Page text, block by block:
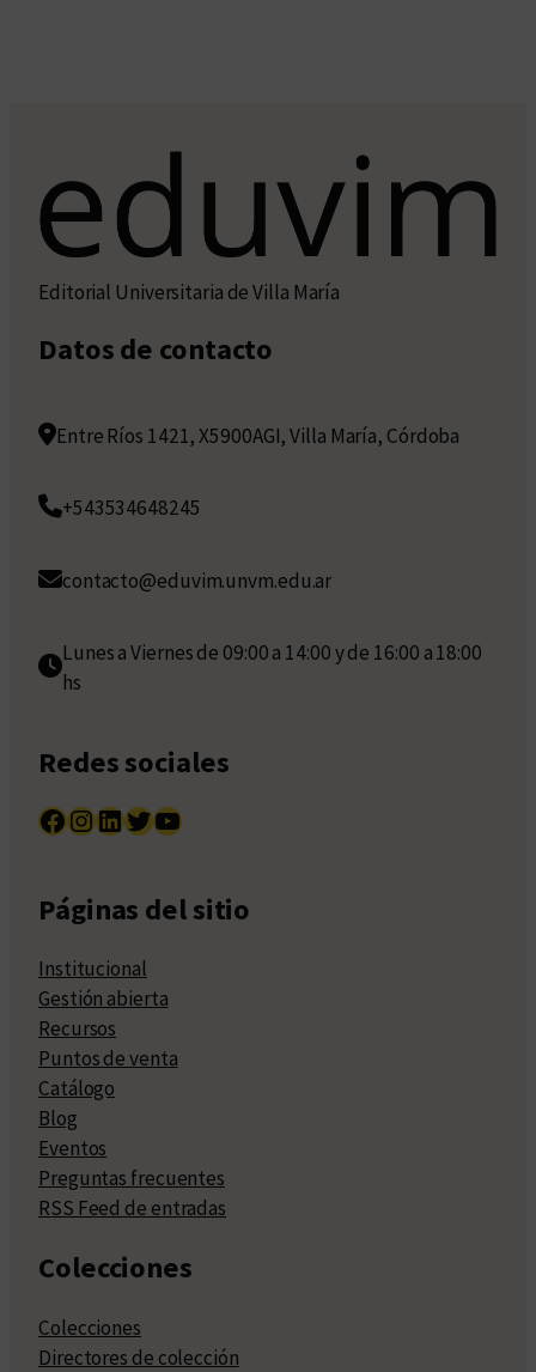
Editorial Universitaria de Villa María
Datos de contacto
Entre Ríos 1421, X5900AGI, Villa María, Córdoba
+543534648245
contacto@eduvim.unvm.edu.ar
Lunes a Viernes de 09:00 a 14:00 y de 16:00 a 18:00
hs
Redes sociales
Facebook InstagramLinkedIn Twitter YouTube
Páginas del sitio
Institucional
Gestión abierta
Recursos
Puntos de venta
Catálogo
Blog
Eventos
Preguntas frecuentes
RSS Feed de entradas
Colecciones
Colecciones
Directores de colección